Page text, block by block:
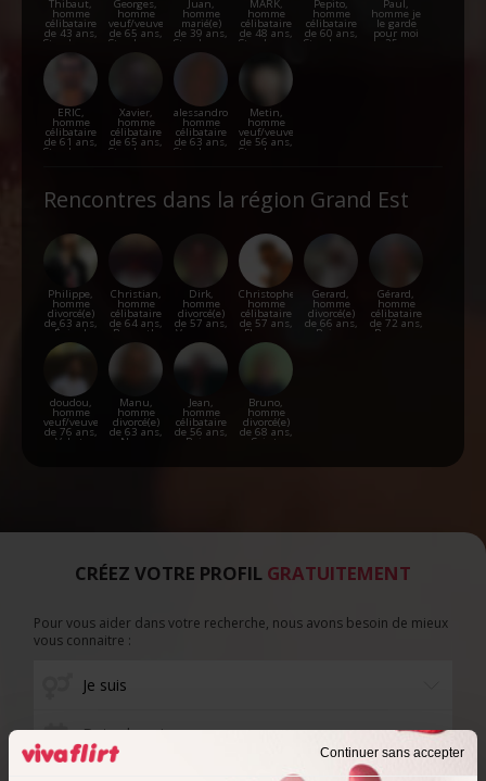
Continuer sans accepter
Thibaut,
homme
célibataire
de 43 ans,
Strasbourg
Georges,
homme
veuf/veuve
de 65 ans,
Strasbourg
Juan,
homme
marié(e)
de 39 ans,
Strasbourg
MARK,
homme
célibataire
de 48 ans,
Strasbourg
Pepito,
homme
célibataire
de 60 ans,
Strasbourg
Paul,
homme je
le garde
pour moi
de 25 ans,
ERIC,
homme
célibataire
de 61 ans,
Strasbourg
Xavier,
homme
célibataire
de 65 ans,
Strasbourg
alessandro,
homme
célibataire
de 63 ans,
Strasbourg
Metin,
homme
veuf/veuve
de 56 ans,
Strasbourg
Rencontres dans la région Grand Est
Philippe,
homme
divorcé(e)
de 63 ans,
Épinal
Christian,
homme
célibataire
de 64 ans,
Brumath
Dirk,
homme
divorcé(e)
de 57 ans,
Varennes-
en-
Argonne
Christophe,
homme
célibataire
de 57 ans,
Florange
Gerard,
homme
divorcé(e)
de 66 ans,
Reims
Gérard,
homme
célibataire
de 72 ans,
Rosenau
doudou,
homme
veuf/veuve
de 76 ans,
Val-et-
Manu,
homme
divorcé(e)
de 63 ans,
Nancy
Jean,
homme
célibataire
de 56 ans,
Reims
Bruno,
homme
divorcé(e)
de 68 ans,
Saint-
CRÉEZ VOTRE PROFIL GRATUITEMENT
Pour vous aider dans votre recherche, nous avons besoin de mieux
vous connaitre :
Date de naissance